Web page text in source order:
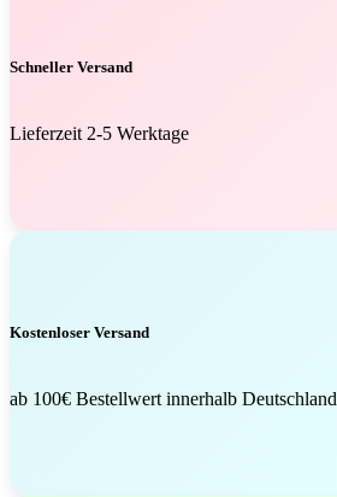
Schneller Versand
Lieferzeit 2-5 Werktage
Kostenloser Versand
ab 100€ Bestellwert innerhalb Deutschland